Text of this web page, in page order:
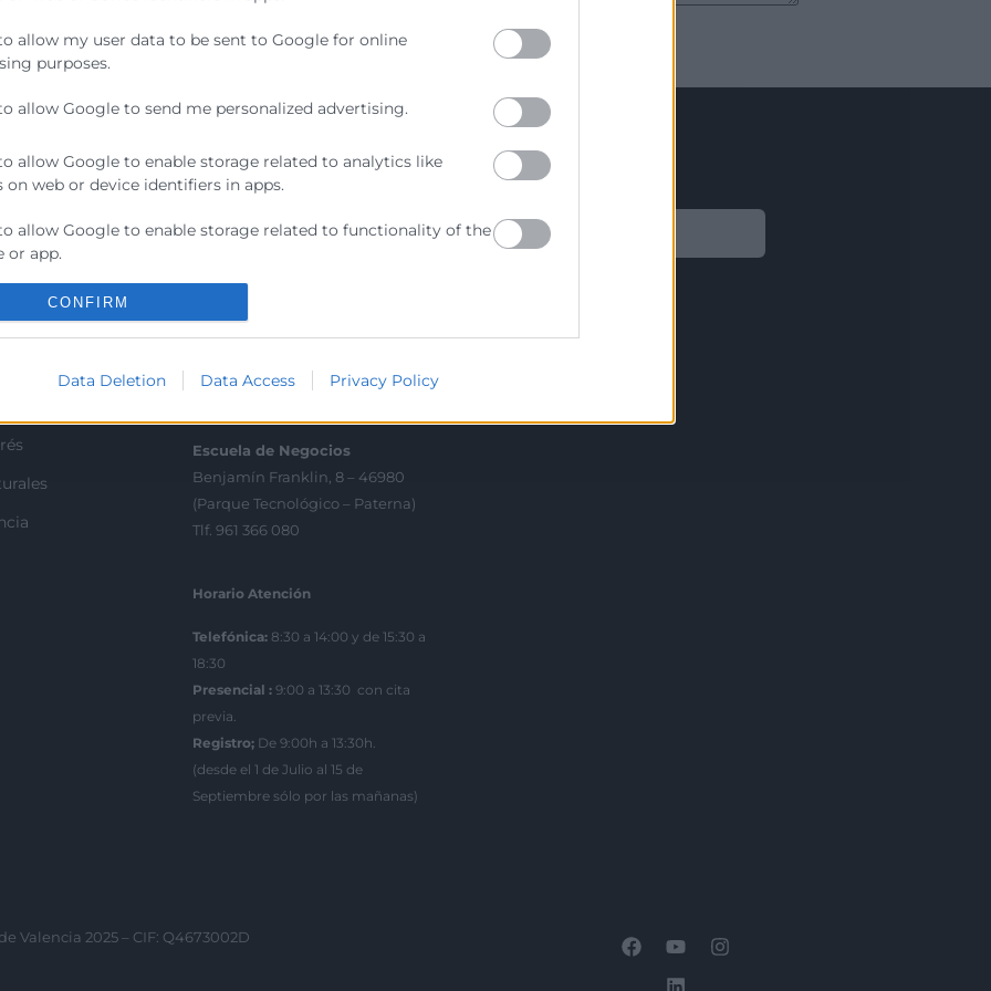
allow my user data to be sent to Google for online
purposes.
allow Google to send me personalized advertising.
allow Google to enable storage related to analytics like
on web or device identifiers in apps.
allow Google to enable storage related to functionality of the
or app.
to allow Google to enable storage related to personalization.
functionality and fraud prevention, and other user
CONFIRM
Data Deletion Data Access Privacy Policy
Contacto
C/Poeta Querol 15 – 46002
Tlf. 963 103 900
Escuela de Negocios
Benjamín Franklin, 8 – 46980
(Parque Tecnológico – Paterna)
Tlf. 961 366 080
Horario Atención
Telefónica: 8:30 a 14:00 y de 15:30 a
18:30
Presencial : 9:00 a 13:30 con cita
previa.
Registro; De 9:00h a 13:30h.
(desde el 1 de Julio al 15 de
Septiembre sólo por las mañanas)
Valencia 2025 – CIF: Q4673002D